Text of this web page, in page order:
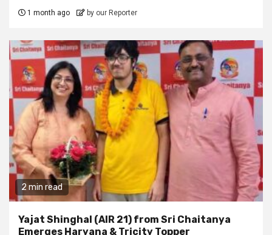
1 month ago by our Reporter
2 min read
Yajat Shinghal (AIR 21) from Sri Chaitanya
Emerges Haryana & Tricity Topper